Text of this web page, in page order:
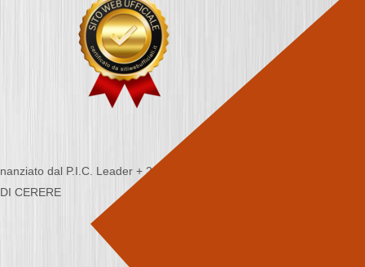
dal P.I.C. Leader + 2000/2006 - Programma
CERERE